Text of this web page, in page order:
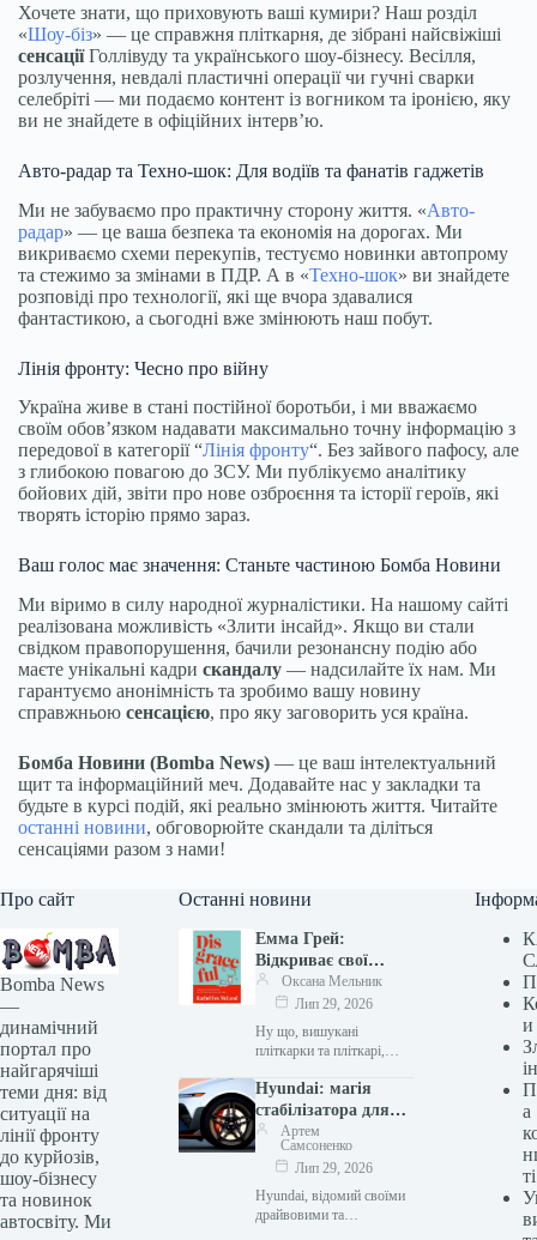
Хочете знати, що приховують ваші кумири? Наш розділ
«Шоу-біз» — це справжня пліткарня, де зібрані найсвіжіші
сенсаціїГоллівуду та українського шоу-бізнесу. Весілля,
розлучення, невдалі пластичні операції чи гучні сварки
селебріті — ми подаємо контент із вогником та іронією, яку
ви не знайдете в офіційних інтерв’ю.
Авто-радар та Техно-шок: Для водіїв та фанатів гаджетів
Ми не забуваємо про практичну сторону життя. «Авто-
радар» — це ваша безпека та економія на дорогах. Ми
викриваємо схеми перекупів, тестуємо новинки автопрому
та стежимо за змінами в ПДР. А в «Техно-шок» ви знайдете
розповіді про технології, які ще вчора здавалися
фантастикою, а сьогодні вже змінюють наш побут.
Лінія фронту: Чесно про війну
Україна живе в стані постійної боротьби, і ми вважаємо
своїм обов’язком надавати максимально точну інформацію з
передової в категорії “Лінія фронту“. Без зайвого пафосу, але
з глибокою повагою до ЗСУ. Ми публікуємо аналітику
бойових дій, звіти про нове озброєння та історії героїв, які
творять історію прямо зараз.
Ваш голос має значення: Станьте частиною Бомба Новини
Ми віримо в силу народної журналістики. На нашому сайті
реалізована можливість «Злити інсайд». Якщо ви стали
свідком правопорушення, бачили резонансну подію або
маєте унікальні кадри скандалу — надсилайте їх нам. Ми
гарантуємо анонімність та зробимо вашу новину
справжньою сенсацією, про яку заговорить уся країна.
Бомба Новини (Bomba News) — це ваш інтелектуальний
щит та інформаційний меч. Додавайте нас у закладки та
будьте в курсі подій, які реально змінюють життя. Читайте
останні новини, обговорюйте скандали та діліться
сенсаціями разом з нами!
Про сайт
Bomba News
—
динамічний
портал про
найгарячіші
теми дня: від
ситуації на
лінії фронту
до курйозів,
шоу-бізнесу
та новинок
автосвіту. Ми
Останні новини
Емма Грей:
Відкриває свої
найпотаємніші
книжкові фаворити
Оксана Мельник
Лип 29, 2026
Ну що, вишукані
пліткарки та пліткарі,
“Bomba News” має для
вас свіженький
ексклюзив! Відома
письменниця Емма…
Hyundai: магія
стабілізатора для
комфорту й
керованості
Артем
Самсоненко
Лип 29, 2026
Hyundai, відомий своїми
драйвовими та
и
а
ті